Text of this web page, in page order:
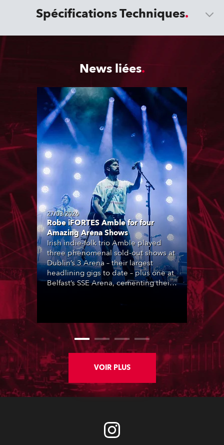
Spécifications Techniques
News liées
27/03/2026
Robe iFORTES Amble for four
Amazing Arena Shows
Irish indie-folk trio Amble played
three phenomenal sold-out shows at
Dublin’s 3 Arena – their largest
headlining gigs to date – plus one at
Belfast’s SSE Arena, cementing their
lively music scene, complete with
Douglas.
VOIR PLUS